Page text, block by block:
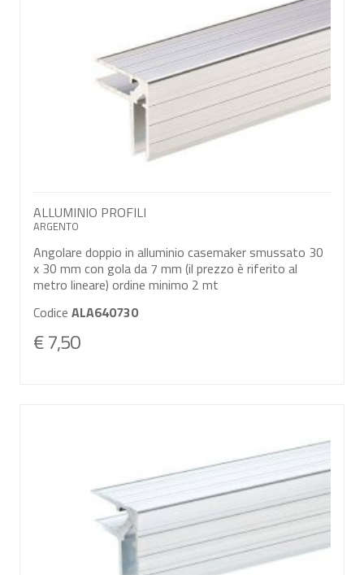
ALLUMINIO PROFILI
ARGENTO
Angolare doppio in alluminio casemaker smussato 30
x 30 mm con gola da 7 mm (il prezzo è riferito al
metro lineare) ordine minimo 2 mt
Codice ALA640730
€ 7,50